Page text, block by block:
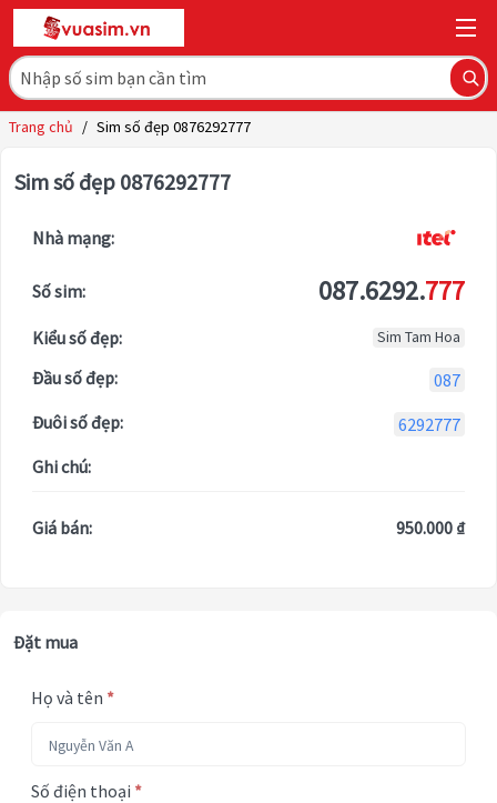
Trang chủ / Sim số đẹp 0876292777
Sim số đẹp 0876292777
Nhà mạng:
Số sim: 087.6292.777
Kiểu số đẹp: Sim Tam Hoa
Đầu số đẹp:
087
Đuôi số đẹp:
6292777
Ghi chú:
Giá bán: 950.000 ₫
Đặt mua
Họ và tên *
Số điện thoại *